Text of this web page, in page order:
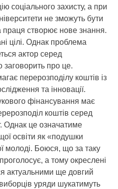
соціального захисту, а при
не зможуть бути
праця створює нове знання.
цілі. Однак проблема
актор серед
заговорить про це.
перерозподілу коштів із
та інновації.
фінансування має
коштів серед
Однак це означатиме
освіти як «подушки
молоді. Боюся, що за таку
а тому окреслені
актуальними ще довгий
уряди шукатимуть